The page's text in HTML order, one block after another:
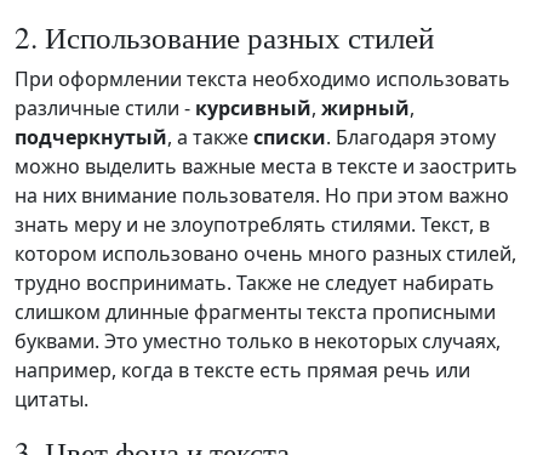
2. Использование разных стилей
При оформлении текста необходимо использовать
различные стили - курсивный, жирный,
подчеркнутый, а такжесписки. Благодаря этому
можно выделить важные места в тексте и заострить
на них внимание пользователя. Но при этом важно
знать меру и не злоупотреблять стилями. Текст, в
котором использовано очень много разных стилей,
трудно воспринимать. Также не следует набирать
слишком длинные фрагменты текста прописными
буквами. Это уместно только в некоторых случаях,
например, когда в тексте есть прямая речь или
цитаты.